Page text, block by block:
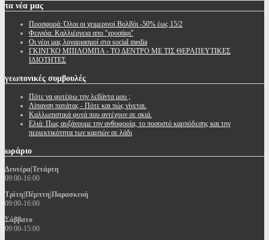
τα νέα μας
Προσφορά: Όλοι οι χειμερινοί Βολβόι -50% έως 15/2
Φειγιόα: Καλλιέργεια απο ''χρυσάφι''
Oι νέοι μας λογαριασμοί στα social media
ΓΚΙΝΓΚΟ ΜΠΙΛΟΜΠΑ - ΤΟ ΔΕΝΤΡΟ ΜΕ ΤΙΣ ΘΕΡΑΠΕΥΤΙΚΕΣ
ΙΔΙΟΤΗΤΕΣ
γεωπονικές συμβουλές
Πότε να φυτέψω την λεβάντα μου ;
Λίπανση πατάτας - Πότε και πώς γίνεται.
Καλλωπιστικά φυτά που αντέχουν σε σκιά.
Ελιά: Πως αυξάνουμε την ανθοφορία, το ποσοστό καρπόδεσης και την
περιεκτικότητα των καρπών σε λάδι
ωράριο
Δευτέρα|Τετάρτη
09:00-16:00
Τρίτη|Πέμπτη|Παρασκευή
09:00-16:00
Σάββατο
09:00-15:00